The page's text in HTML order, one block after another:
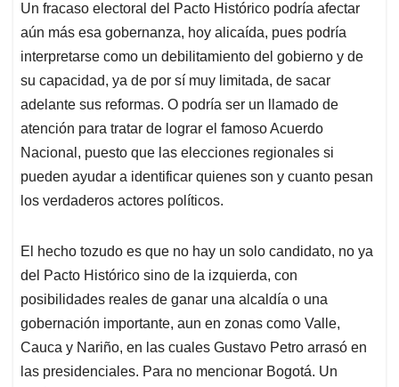
Un fracaso electoral del Pacto Histórico podría afectar
aún más esa gobernanza, hoy alicaída, pues podría
interpretarse como un debilitamiento del gobierno y de
su capacidad, ya de por sí muy limitada, de sacar
adelante sus reformas. O podría ser un llamado de
atención para tratar de lograr el famoso Acuerdo
Nacional, puesto que las elecciones regionales si
pueden ayudar a identificar quienes son y cuanto pesan
los verdaderos actores políticos.
El hecho tozudo es que no hay un solo candidato, no ya
del Pacto Histórico sino de la izquierda, con
posibilidades reales de ganar una alcaldía o una
gobernación importante, aun en zonas como Valle,
Cauca y Nariño, en las cuales Gustavo Petro arrasó en
las presidenciales. Para no mencionar Bogotá. Un